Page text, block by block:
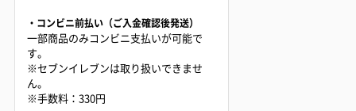
・コンビニ前払い（ご入金確認後発送）
一部商品のみコンビニ支払いが可能で
す。
※セブンイレブンは取り扱いできませ
ん。
※手数料：330円